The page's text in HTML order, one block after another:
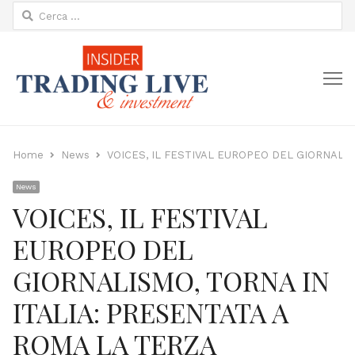
Ricerca
per:
Home News VOICES, IL FESTIVAL EUROPEO DEL
News
VOICES, IL FESTIVAL
EUROPEO DEL
GIORNALISMO, TORNA IN
ITALIA: PRESENTATA A
ROMA LA TERZA